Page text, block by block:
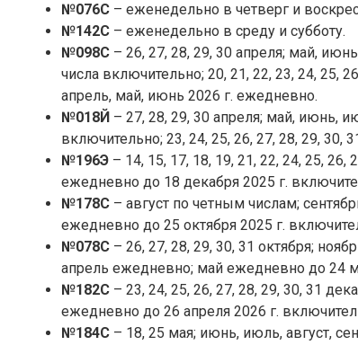
№076С – еженедельно в четверг и
№142С – еженедельно в среду и субботу.
№098С – 26, 27, 28, 29, 30 апреля; май,
числа включительно; 20, 21, 22, 23, 24, 25,
апрель, май, июнь 2026 г. ежедневно.
№018Й – 27, 28, 29, 30 апреля; май, июнь,
включительно; 23, 24, 25, 26, 27, 28, 29, 30,
№196Э – 14, 15, 17, 18, 19, 21, 22, 24, 25,
ежедневно до 18 декабря 2025 г.
№178С – август по четным числам;
ежедневно до 25 октября 2025 г.
№078С – 26, 27, 28, 29, 30, 31 октября;
апрель ежедневно; май ежедневно до 24
№182С – 23, 24, 25, 26, 27, 28, 29, 30, 31
ежедневно до 26 апреля 2026 г.
№184С – 18, 25 мая; июнь, июль, август,